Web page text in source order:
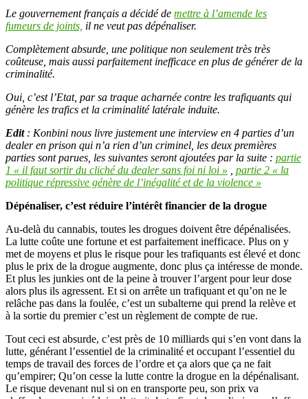
Link
Partager
Le gouvernement français a décidé de mettre à l’amende les
fumeurs de joints, il ne veut pas dépénaliser.
Complètement absurde, une politique non seulement très très
coûteuse, mais aussi parfaitement inefficace en plus de générer de la
criminalité.
Oui, c’est l’Etat, par sa traque acharnée contre les trafiquants qui
génère les trafics et la criminalité latérale induite.
Edit: Konbini nous livre justement une interview en 4 parties d’un
dealer en prison qui n’a rien d’un criminel, les deux premières
parties sont parues, les suivantes seront ajoutées par la suite : partie
1 « il faut sortir du cliché du dealer sans foi ni loi »
partie 2 « la
politique répressive génère de l’inégalité et de la violence »
Dépénaliser, c’est réduire l’intérêt financier de la drogue
Au-delà du cannabis, toutes les drogues doivent être dépénalisées.
La lutte coûte une fortune et est parfaitement inefficace. Plus on y
met de moyens et plus le risque pour les trafiquants est élevé et donc
plus le prix de la drogue augmente, donc plus ça intéresse de monde.
Et plus les junkies ont de la peine à trouver l’argent pour leur dose
alors plus ils agressent. Et si on arrête un trafiquant et qu’on ne le
relâche pas dans la foulée, c’est un subalterne qui prend la relève et
à la sortie du premier c’est un règlement de compte de rue.
Tout ceci est absurde, c’est près de 10 milliards qui s’en vont dans la
lutte, générant l’essentiel de la criminalité et occupant l’essentiel du
temps de travail des forces de l’ordre et ça alors que ça ne fait
qu’empirer; Qu’on cesse la lutte contre la drogue en la dépénalisant.
Le risque devenant nul si on en transporte peu, son prix va